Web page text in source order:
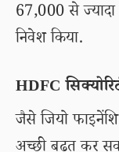
67,000 से
निवेश किया.
HDFC
जैसे जियो